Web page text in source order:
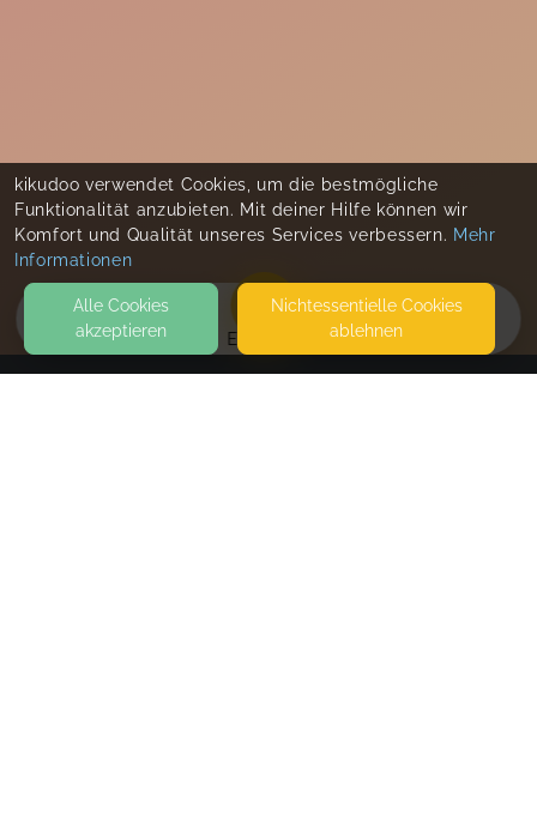
EVENTS
kikudoo verwendet Cookies, um die bestmögliche
Funktionalität anzubieten. Mit deiner Hilfe können wir
Komfort und Qualität unseres Services verbessern. Mehr
Informationen
Alle Cookies
akzeptieren
Nicht­essentielle Cookies
ablehnen